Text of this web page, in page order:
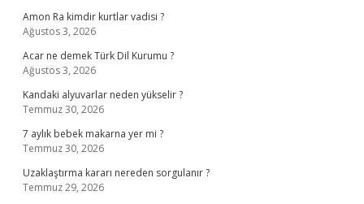
Amon Ra kimdir kurtlar vadisi ?
Ağustos 3, 2026
Acar ne demek Türk Dil Kurumu ?
Ağustos 3, 2026
Kandaki alyuvarlar neden yükselir ?
Temmuz 30, 2026
7 aylık bebek makarna yer mi ?
Temmuz 30, 2026
Uzaklaştırma kararı nereden sorgulanır ?
Temmuz 29, 2026